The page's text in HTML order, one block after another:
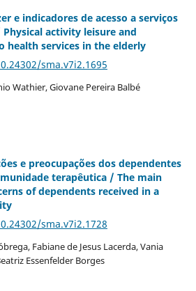
e indicadores de acesso a serviços
activity leisure and
health services in the elderly
sma.v7i2.1695
Wathier, Giovane Pereira Balbé
e preocupações dos dependentes
terapêutica / The main
of dependents received in a
sma.v7i2.1728
Fabiane de Jesus Lacerda, Vania
Essenfelder Borges